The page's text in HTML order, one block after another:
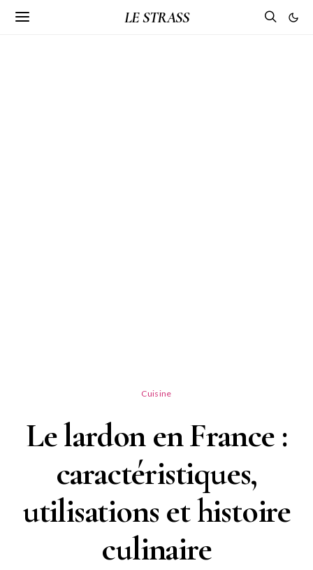
LE STRASS
Cuisine
Le lardon en France :
caractéristiques,
utilisations et histoire
culinaire